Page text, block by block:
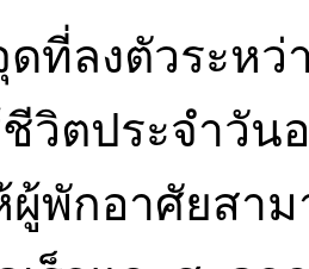
ดที่ลงตัวระห
วิตประจำวั
ผู้พักอาศัยสาม